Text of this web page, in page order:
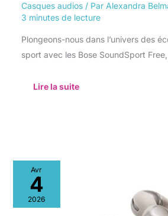
Casques audios/ Par Alexandra
3 minutes de lecture
Plongeons-nous dans l’univers des
sport avec les Bose SoundSport
Lire la suite
Avr
4
2026
Test
shokz
opendots
one
: